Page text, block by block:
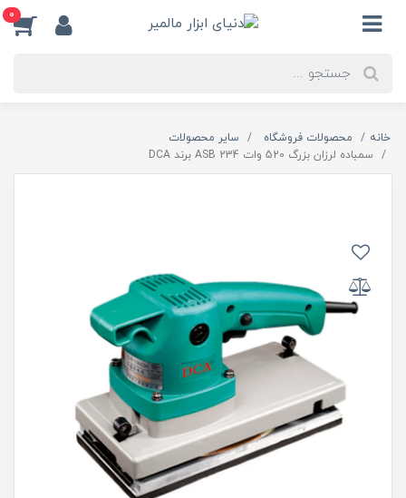
0
خانه محصولات فروشگاه
سایر محصولات
سمباده لرزان بزرگ 520 وات ASB 234 برند DCA